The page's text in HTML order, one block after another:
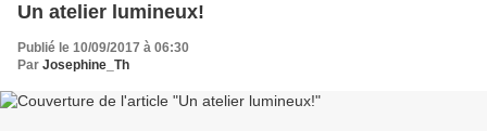
Un atelier lumineux!
Publié le 10/09/2017 à 06:30
Par Josephine_Th